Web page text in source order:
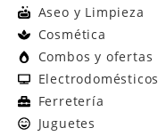
Aseo y Limpieza
Cosmética
Combos y ofertas
Electrodomésticos
Ferretería
Juguetes